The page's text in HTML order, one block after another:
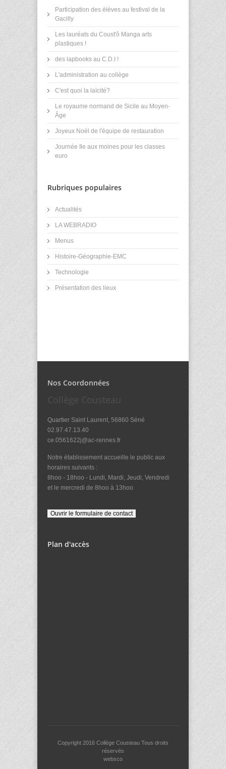
Participation des élèves au festival de la
Gacilly
Les lauréats du Coust'ô Manga arts
plastiques !
des lapbooks au C.D.I !
L'administration au collège
C'est quoi la laïcité?
Le royaume normand de Sicile au Moyen-
Âge
Joyeux Noël de l'équipe de restauration
Journée Ile aux moines pour les classes
euro
Rubriques populaires
Actualités
LA WEBRADIO
Menus
Histoire-Géographie-EMC
Technologie
Présentation des lieux
Nos Coordonnées
Collège Cousteau
Quartier Saint Laurent, 56860 Séné
02.97.47.13.40
ce.0561622j@ac-rennes.fr
Notre établissement accueille le public aux
horaires suivants :
8hoo - 18hoo - Lundi, Mardi, Jeudi, Vendredi
et le mercredi de 8hoo à 13hoo
Plan d'accès
Copyright 2016 Collège Cousteau Tous droits
réservés
websco